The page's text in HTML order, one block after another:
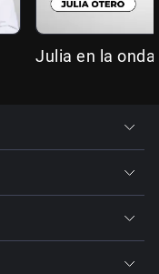
Julia en la onda